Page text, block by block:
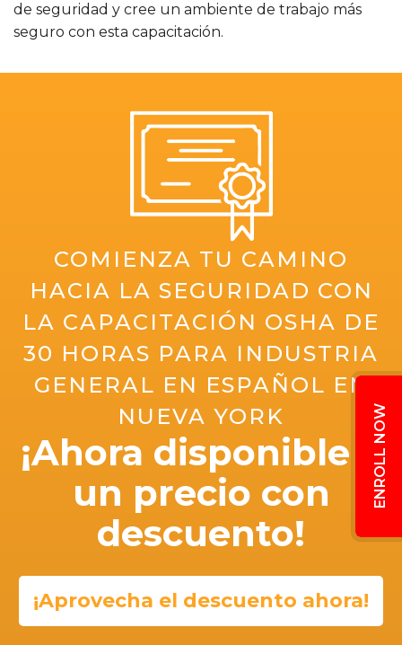
de seguridad y cree un ambiente de trabajo más
seguro con esta capacitación.
COMIENZA TU CAMINO
HACIA LA SEGURIDAD CON
LA CAPACITACIÓN OSHA DE
30 HORAS PARA INDUSTRIA
GENERAL EN ESPAÑOL EN
NUEVA YORK
¡Ahora disponible a
un precio con
descuento!
¡Aprovecha el descuento ahora!